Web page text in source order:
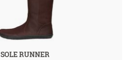
SOLE RUNNER